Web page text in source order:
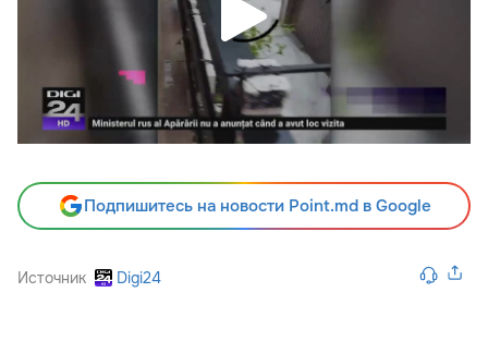
Подпишитесь на новости Point.md в Google
Источник Digi24